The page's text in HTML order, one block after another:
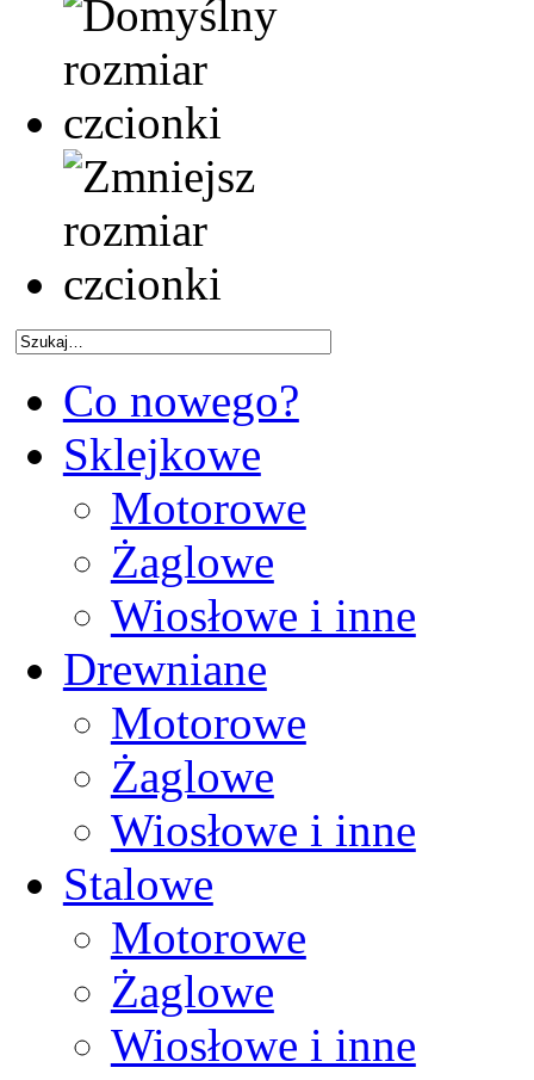
Co nowego?
Sklejkowe
Motorowe
Żaglowe
Wiosłowe i inne
Drewniane
Motorowe
Żaglowe
Wiosłowe i inne
Stalowe
Motorowe
Żaglowe
Wiosłowe i inne